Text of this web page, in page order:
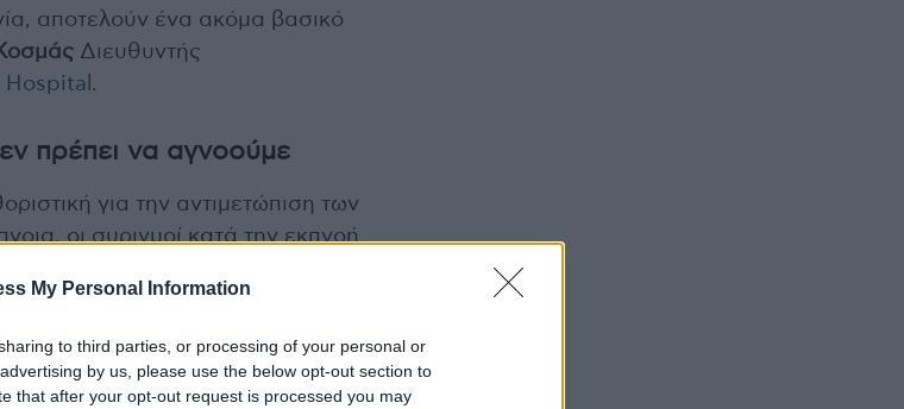
My Personal Information
to third parties, or processing of your personal or
by us, please use the below opt-out section to
that after your opt-out request is processed you may
αποτελούν ένα ακόμα βασικό
Διευθυντής
.
πρέπει να αγνοούμε
για την αντιμετώπιση των
οι συριγμοί κατά την εκπνοή
την ανάγκη για επίσκεψη
ροχαλητό και η υπνηλία κατά
ενδείξεις συνδρόμου άπνοιας